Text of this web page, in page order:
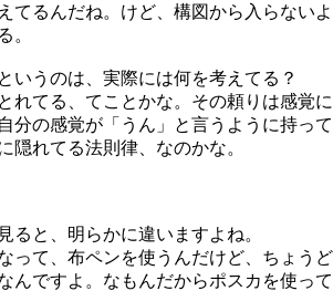
てるんだね。けど、構図から入らないよ
。
いうのは、実際には何を考えてる？
れてる、てことかな。その頼りは感覚に
分の感覚が「うん」と言うように持って
隠れてる法則律、なのかな。
ると、明らかに違いますよね。
って、布ペンを使うんだけど、ちょうど
んですよ。なもんだからポスカを使って